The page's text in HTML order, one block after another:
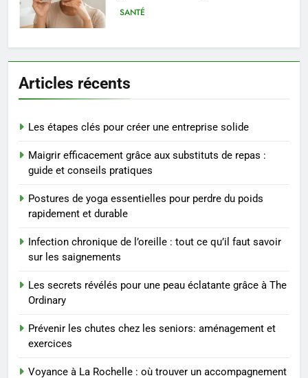
Ordinary
SANTÉ
6
seniors: aménagement et
exercices
BIEN ÊTRE
Voyance à La Rochelle : où
trouver un accompagnement
BIEN ÊTRE
Sclérose en plaques et
maternité : tout ce que les
femmes enceintes doivent
SANTÉ
ENTREPRISE
Articles récents
Les étapes clés pour créer une entreprise solide
Maigrir efficacement grâce aux substituts de repas :
guide et conseils pratiques
Postures de yoga essentielles pour perdre du poids
rapidement et durable
Infection chronique de l’oreille : tout ce qu’il faut savoir
sur les saignements
Les secrets révélés pour une peau éclatante grâce à The
Ordinary
Prévenir les chutes chez les seniors: aménagement et
exercices
Voyance à La Rochelle : où trouver un accompagnement